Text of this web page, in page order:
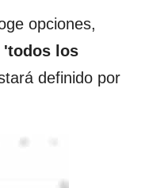
opciones,
'todos los
definido por